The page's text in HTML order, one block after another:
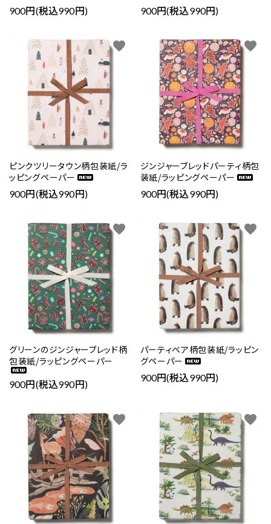
900円(税込990円) 900円(税込990円)
ピンクツリータウン柄包装紙/ラ
ッピングペーパー
900円(税込990円)
favorite
ジンジャーブレッドパーティ柄包
装紙/ラッピングペーパー
900円(税込990円)
favorite
グリーンのジンジャーブレッド柄
包装紙/ラッピングペーパー
900円(税込990円)
favorite
パーティベア柄包装紙/ラッピン
グペーパー
900円(税込990円)
favorite
favorite favorite